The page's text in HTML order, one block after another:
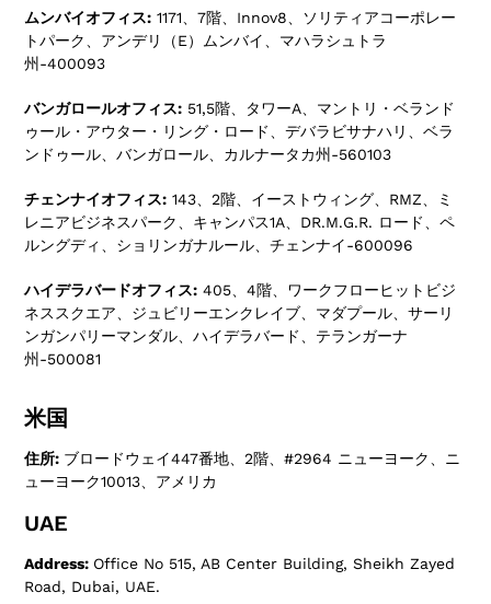
ムンバイオフィス: 1171、7階、Innov8、ソリティアコーポレー
トパーク、アンデリ（E）ムンバイ、マハラシュトラ
州-400093
バンガロールオフィス: 51,5階、タワーA、マントリ・ベランド
ゥール・アウター・リング・ロード、デバラビサナハリ、ベラ
ンドゥール、バンガロール、カルナータカ州-560103
チェンナイオフィス: 143、2階、イーストウィング、RMZ、ミ
レニアビジネスパーク、キャンパス1A、DR.M.G.R. ロード、ペ
ルングディ、ショリンガナルール、チェンナイ-600096
ハイデラバードオフィス: 405、4階、ワークフローヒットビジ
ネススクエア、ジュビリーエンクレイブ、マダプール、サーリ
ンガンパリーマンダル、ハイデラバード、テランガーナ
州-500081
米国
住所: ブロードウェイ447番地、2階、#2964 ニューヨーク、ニ
ューヨーク10013、アメリカ
UAE
Address: Office No 515, AB Center Building, Sheikh Zayed
Road, Dubai, UAE.